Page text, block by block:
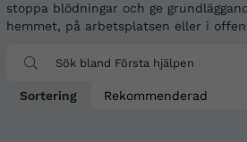
stoppa blödningar och ge
hemmet, på arbetsplatsen eller i
Sortering